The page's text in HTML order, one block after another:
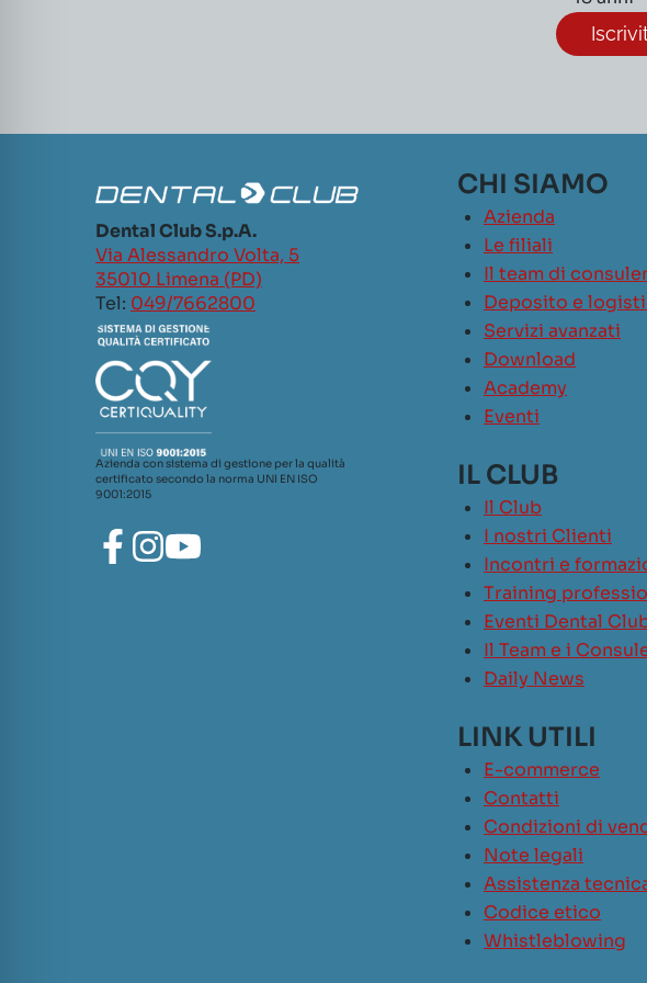
Dental Club S.p.A.
Via Alessandro Volta, 5
35010 Limena (PD)
Tel: 049/7662800
Azienda con sistema di gestione per la qualità
certificato secondo la norma UNI EN ISO
9001:2015
CHI SIAMO
Azienda
Le filiali
Il team di
Deposito e
Servizi avanzati
Download
Academy
Eventi
IL CLUB
Il Club
I nostri Clienti
Incontri e
Training
Eventi Dental
Il Team e i
Daily News
LINK UTILI
E-commerce
Contatti
Condizioni di
Note legali
Assistenza
Codice etico
Whistleblowing